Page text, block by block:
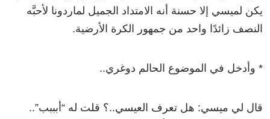
يكن لميسي إلا حسنة أنه الامتداد الجميل لماردونا لأحبَّه
النصف زائدًا واحد من جمهور الكرة الأرضية.
* وأدخل في الموضوع الحالم دوغري..
قال لي ميسي: هل تعرف العيسي..؟ قلت له “أبببب”..